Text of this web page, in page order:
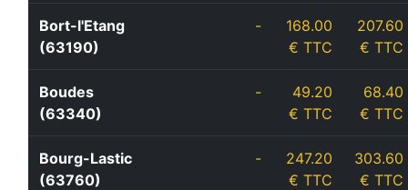
Bort-l'Etang
(63190)
-
168.00
€ TTC
207.60
€ TTC
Boudes
(63340)
-
49.20
€ TTC
68.40
€ TTC
Bourg-Lastic
(63760)
-
247.20
€ TTC
303.60
€ TTC